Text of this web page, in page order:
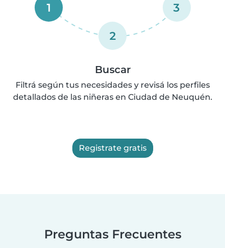
1
2
3
Buscar
Filtrá según tus necesidades y revisá los perfiles
detallados de las niñeras en Ciudad de Neuquén.
Registrate gratis
Preguntas Frecuentes